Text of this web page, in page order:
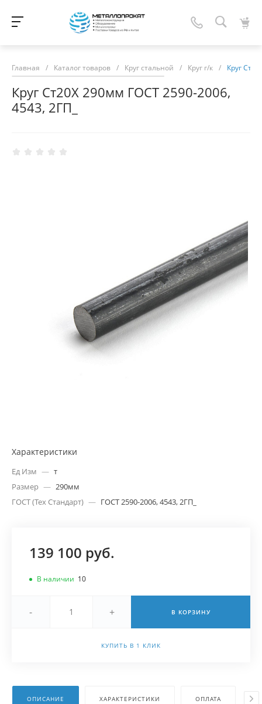
Главная / Каталог товаров / Круг стальной / Круг г/к / Круг
Круг Ст20Х 290мм ГОСТ 2590-2006,
4543, 2ГП_
Характеристики
Ед Изм — т
Размер — 290мм
ГОСТ (Тех Стандарт) — ГОСТ 2590-2006, 4543, 2ГП_
139 100 руб.
В наличии 10
- + В КОРЗИНУ
КУПИТЬ В 1 КЛИК
ОПИСАНИЕ ХАРАКТЕРИСТИКИ ОПЛАТА